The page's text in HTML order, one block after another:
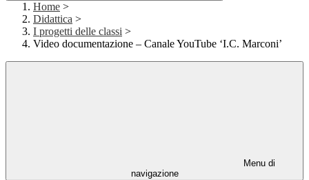
Home >
Didattica >
I progetti delle classi >
Video documentazione – Canale YouTube ‘I.C. Marconi’
Menu di
navigazione